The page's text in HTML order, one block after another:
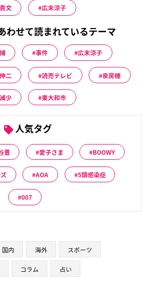
文 広末涼子
わせて読まれているテーマ
事件 広末涼子
二 読売テレビ 泉房穂
少 東大和市
人気タグ
豊 愛子さま BOOWY
AOA 5類感染症
007
国内 海外 スポーツ
コラム 占い